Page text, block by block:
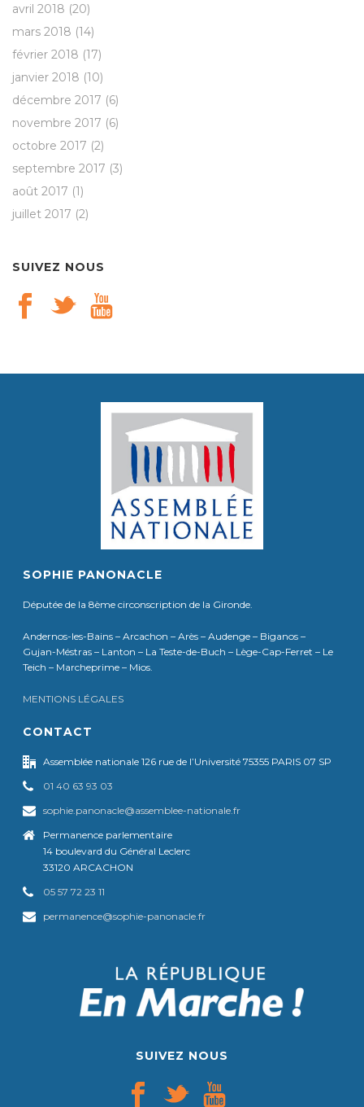
avril 2018 (20)
mars 2018 (14)
février 2018 (17)
janvier 2018 (10)
décembre 2017 (6)
novembre 2017 (6)
octobre 2017 (2)
septembre 2017 (3)
août 2017 (1)
juillet 2017 (2)
SUIVEZ NOUS
SOPHIE PANONACLE
Députée de la 8ème circonscription de la Gironde.
Andernos-les-Bains – Arcachon – Arès – Audenge – Biganos –
Gujan-Méstras – Lanton – La Teste-de-Buch – Lège-Cap-Ferret – Le
Teich – Marcheprime – Mios.
MENTIONS LÉGALES
CONTACT
Assemblée nationale 126 rue de l’Université 75355 PARIS 07 SP
01 40 63 93 03
sophie.panonacle@assemblee-nationale.fr
Permanence parlementaire
14 boulevard du Général Leclerc
33120 ARCACHON
05 57 72 23 11
permanence@sophie-panonacle.fr
SUIVEZ NOUS